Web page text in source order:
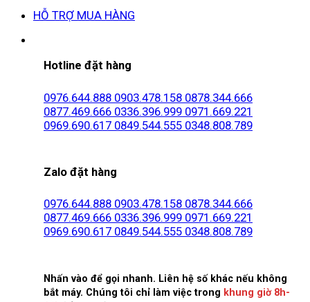
HỖ TRỢ MUA HÀNG
Hotline đặt hàng
0976.644.888 0903.478.158 0878.344.666
0877.469.666 0336.396.999 0971.669.221
0969.690.617 0849.544.555 0348.808.789
Zalo đặt hàng
0976.644.888 0903.478.158 0878.344.666
0877.469.666 0336.396.999 0971.669.221
0969.690.617 0849.544.555 0348.808.789
Nhấn vào để gọi nhanh. Liên hệ số khác nếu không
bắt máy. Chúng tôi chỉ làm việc trong khung giờ 8h-